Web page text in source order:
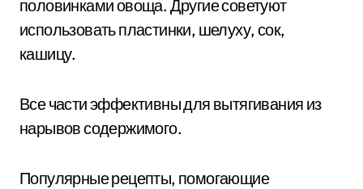
половинками овоща. Другие советуют
использовать пластинки, шелуху, сок,
кашицу.
Все части эффективны для вытягивания из
нарывов содержимого.
Популярные рецепты, помогающие